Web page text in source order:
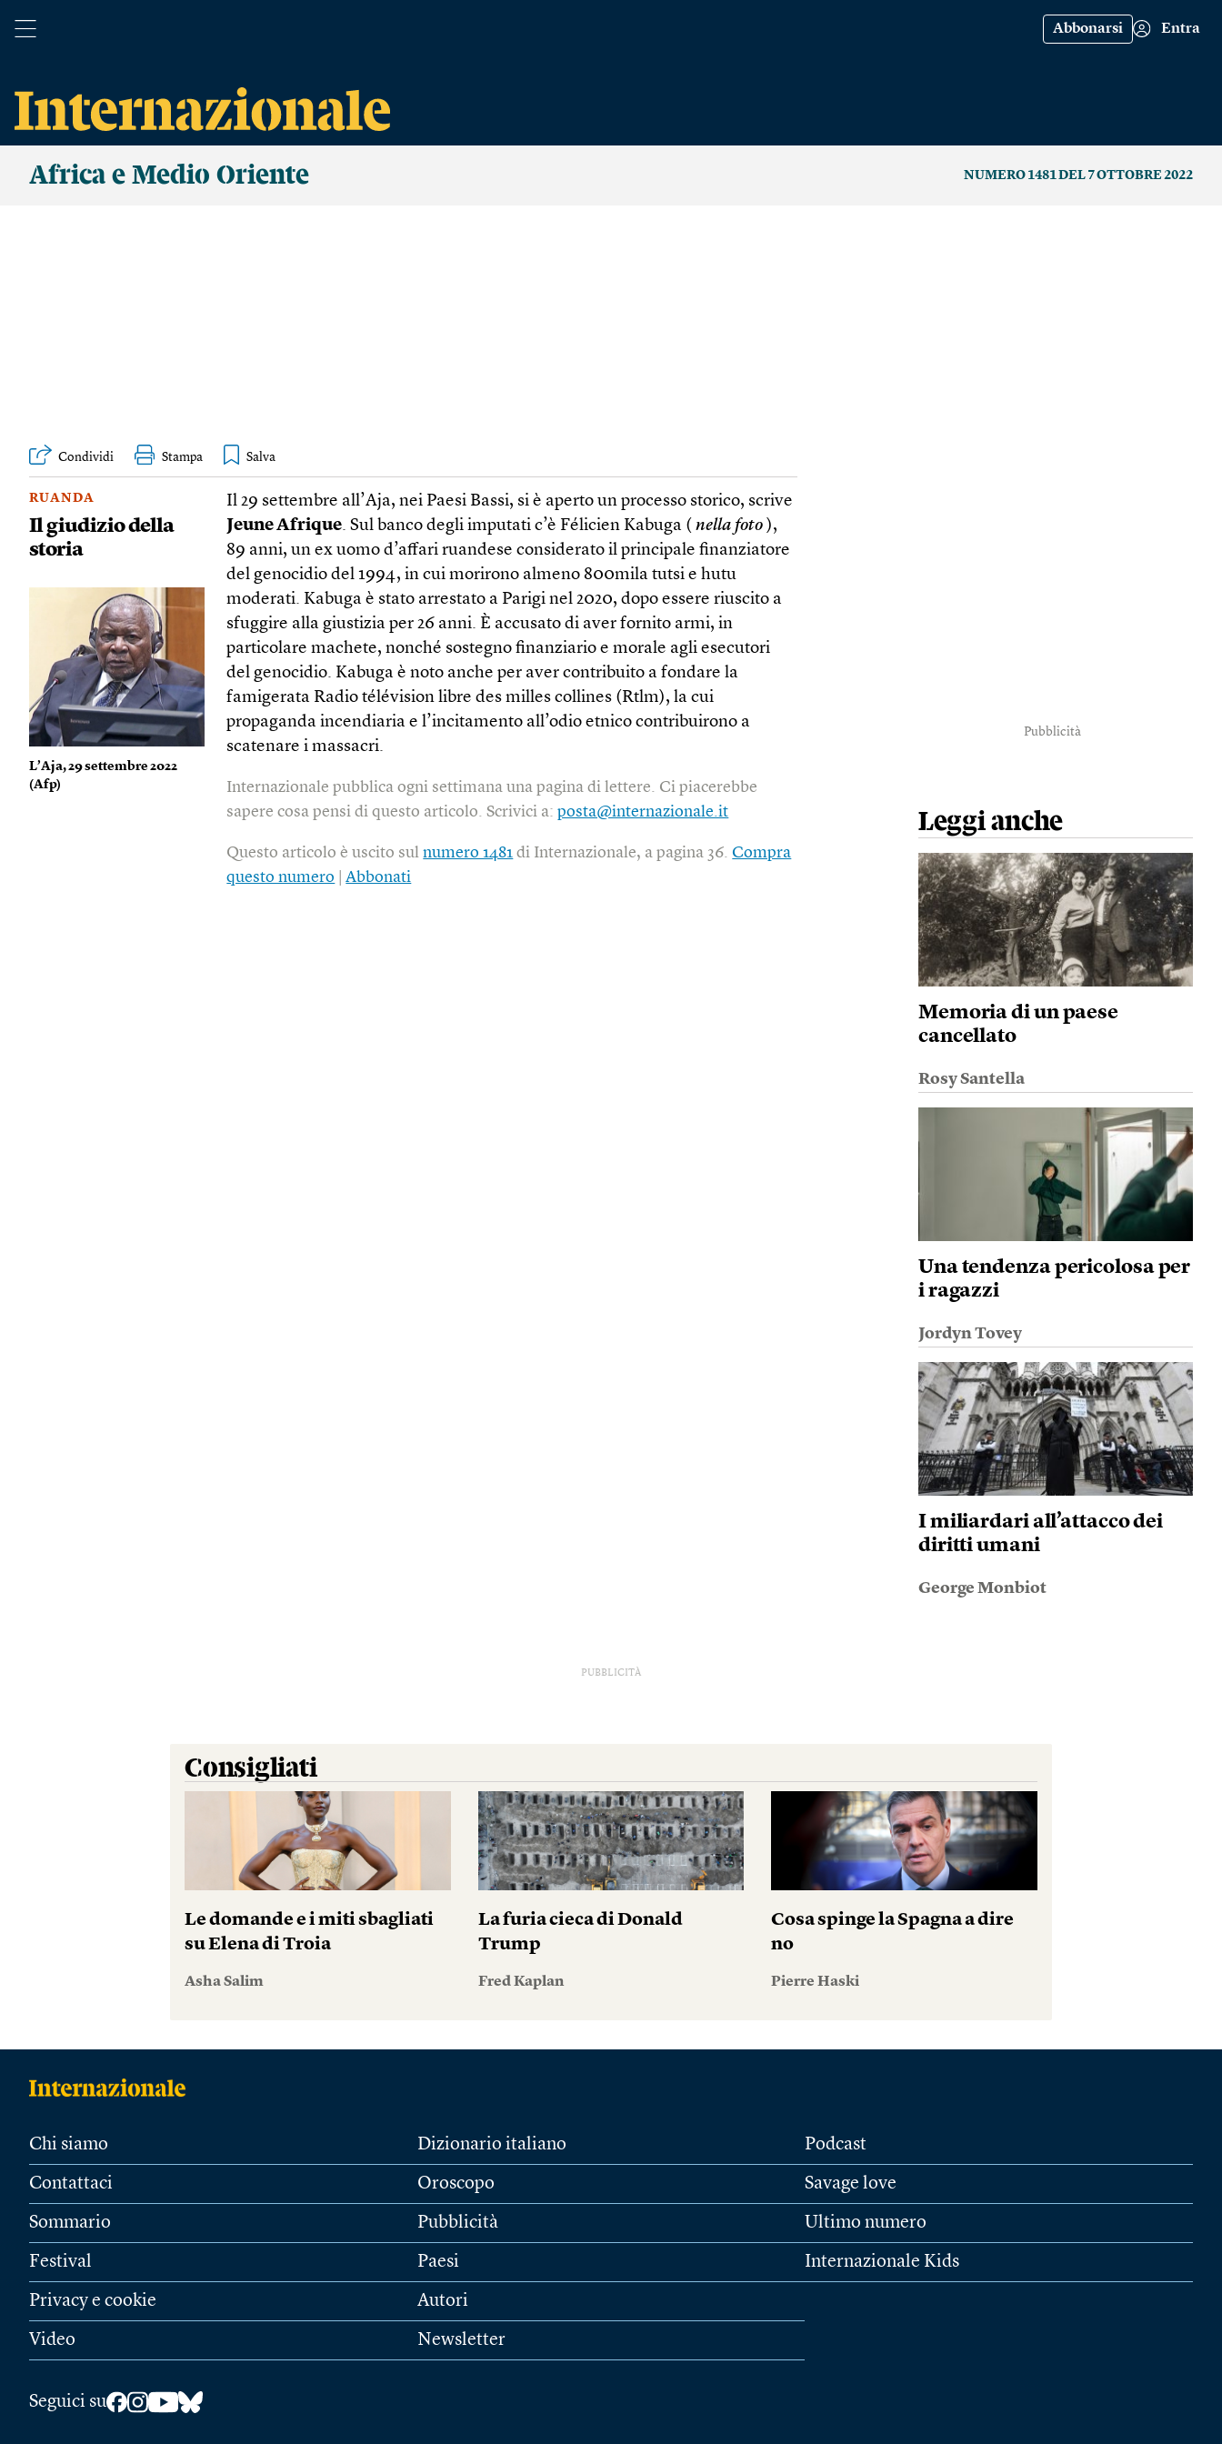
Abbonarsi Entra
Africa e Medio Oriente NUMERO 1481 DEL 7 OTTOBRE 2022
Condividi Stampa
RUANDA
Il giudizio della
storia
L’Aja, 29 settembre 2022
(Afp)
Il 29 settembre all’Aja, nei Paesi Bassi, si è aperto un processo storico, scrive
Jeune Afrique. Sul banco degli imputati c’è Félicien Kabuga (nella foto ),
89 anni, un ex uomo d’affari ruandese considerato il principale finanziatore
del genocidio del 1994, in cui morirono almeno 800mila tutsi e hutu
moderati. Kabuga è stato arrestato a Parigi nel 2020, dopo essere riuscito a
sfuggire alla giustizia per 26 anni. È accusato di aver fornito armi, in
particolare machete, nonché sostegno finanziario e morale agli esecutori
del genocidio. Kabuga è noto anche per aver contribuito a fondare la
famigerata Radio télévision libre des milles collines (Rtlm), la cui
propaganda incendiaria e l’incitamento all’odio etnico contribuirono a
scatenare i massacri.
Internazionale pubblica ogni settimana una pagina di lettere. Ci piacerebbe
sapere cosa pensi di questo articolo. Scrivici a:posta@internazionale.it
Questo articolo è uscito sulnumero 1481 di Internazionale, a pagina 36.Compra
questo numero |Abbonati
Pubblicità
Leggi anche
Memoria di un paese
cancellato
Rosy Santella
Una tendenza pericolosa per
i ragazzi
Jordyn Tovey
I miliardari all’attacco dei
diritti umani
George Monbiot
PUBBLICITÀ
Consigliati
Le domande e i miti sbagliati
su Elena di Troia
Asha Salim
La furia cieca di Donald
Trump
Fred Kaplan
Cosa spinge la Spagna a dire
no
Pierre Haski
Chi siamo
Contattaci
Sommario
Festival
Privacy e cookie
Video
Dizionario italiano
Oroscopo
Pubblicità
Paesi
Autori
Newsletter
Podcast
Savage love
Ultimo numero
Internazionale Kids
Seguici su